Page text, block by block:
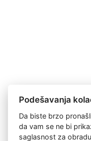
Podešavanja
Da biste brzo
da vam se ne bi
saglasnost za